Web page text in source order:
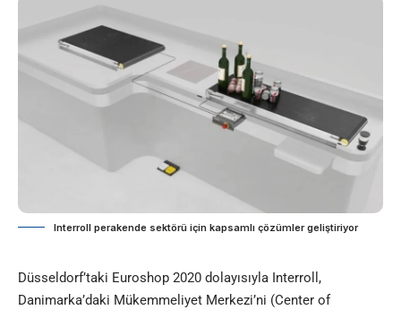
Interroll perakende sektörü için kapsamlı çözümler geliştiriyor
Düsseldorf’taki Euroshop 2020 dolayısıyla Interroll,
Danimarka’daki Mükemmeliyet Merkezi’ni (Center of